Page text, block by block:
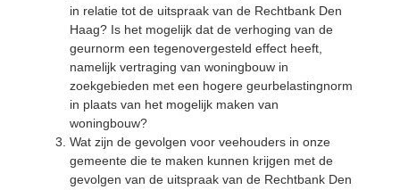
in relatie tot de uitspraak van de Rechtbank Den
Haag? Is het mogelijk dat de verhoging van de
geurnorm een tegenovergesteld effect heeft,
namelijk vertraging van woningbouw in
zoekgebieden met een hogere geurbelastingnorm
in plaats van het mogelijk maken van
woningbouw?
Wat zijn de gevolgen voor veehouders in onze
gemeente die te maken kunnen krijgen met de
gevolgen van de uitspraak van de Rechtbank Den